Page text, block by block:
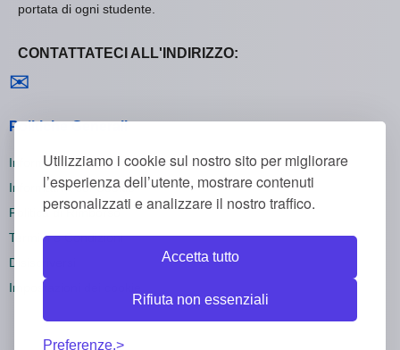
Utilizziamo i cookie sul nostro sito per migliorare
l’esperienza dell’utente, mostrare contenuti
personalizzati e analizzare il nostro traffico.
Accetta tutto
Rifiuta non essenziali
Preferenze.
portata di ogni studente.
CONTATTATECI ALL'INDIRIZZO:
✉
Politiche Generali
Informativa sulla Privacy
Informativa sui Cookie
Politica di Rimborso
Termini e Condizioni
Disiscriversi
Impostazioni dei cookie